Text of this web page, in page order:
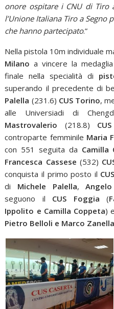
onore ospitare i CNU di Tiro
l’Unione Italiana Tiro a Segno
che hanno partecipato.”
Nella pistola 10m individuale
Milano a vincere la
finale nella specialità di
superando il precedente di
Palella (231.6) CUS Torino,
alle Universiadi di
Mastrovalerio (218.8)
controparte femminile Maria
con 551 seguita da Camilla
Francesca Cassese (532)
conquista il primo posto il
di Michele Palella,
seguono il CUS Foggia (
Ippolito e Camilla Coppeta)
Pietro Belloli e Marco